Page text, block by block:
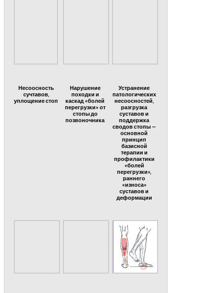
Несоосность
сучтавов,
уплощение стоп
Нарушение
походки и
каскад «болей
перегрузки» от
стопы до
позвоночника
Устранение
патологических
несоосностей,
разгрузка
суставов и
поддержка
сводов стопы —
основной
принцип
базисной
терапии и
профилактики
«болей
перегрузки»,
раннего
«износа»
суставов и
деформации